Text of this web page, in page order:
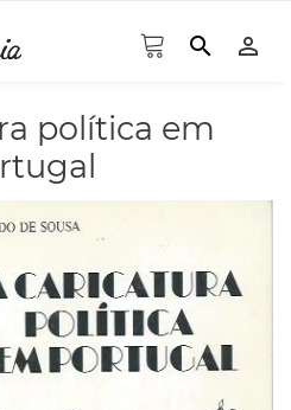
search person_outline
política em